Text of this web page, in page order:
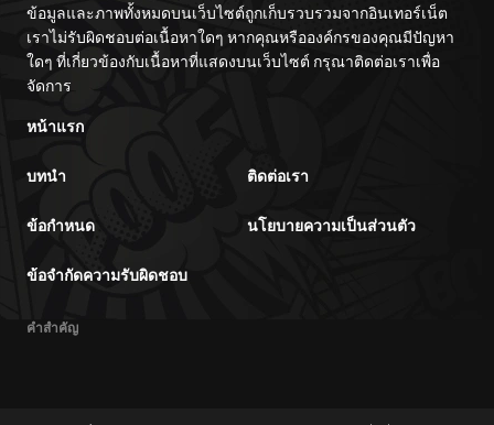
Tsuyosugiru
ข้อมูลและภาพทั้งหมดบนเว็บไซต์ถูกเก็บรวบรวมจากอินเทอร์เน็ต
เราไม่รับผิดชอบต่อเนื้อหาใดๆ หากคุณหรือองค์กรของคุณมีปัญหา
ใดๆ ที่เกี่ยวข้องกับเนื้อหาที่แสดงบนเว็บไซต์ กรุณาติดต่อเราเพื่อ
จัดการ
หน้าแรก
บทนำ ติดต่อเรา
ข้อกำหนด นโยบายความเป็นส่วนตัว
ข้อจำกัดความรับผิดชอบ
คำสำคัญ